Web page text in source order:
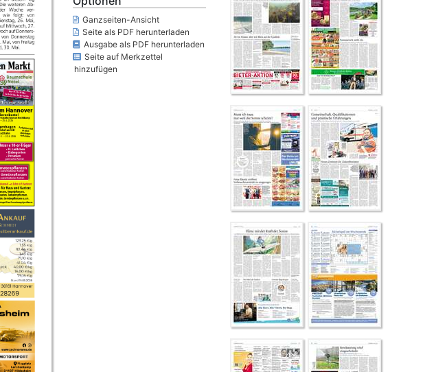
Ganzseiten-Ansicht
Seite als PDF herunterladen
Ausgabe als PDF herunterladen
Seite auf Merkzettel
hinzufügen